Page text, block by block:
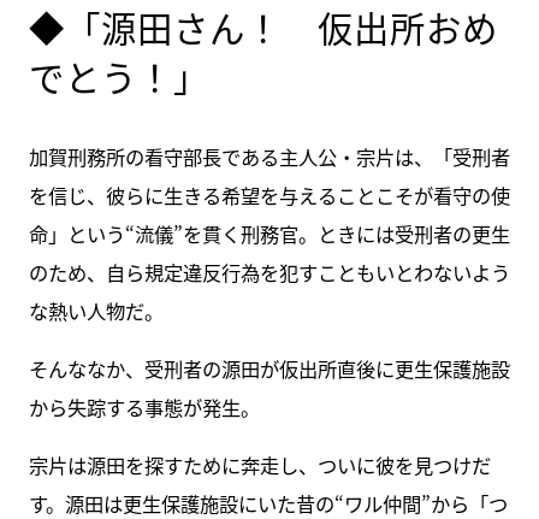
◆「源田さん！ 仮出所おめ
でとう！」
加賀刑務所の看守部長である主人公・宗片は、「受刑者
を信じ、彼らに生きる希望を与えることこそが看守の使
命」という“流儀”を貫く刑務官。ときには受刑者の更生
のため、自ら規定違反行為を犯すこともいとわないよう
な熱い人物だ。
そんななか、受刑者の源田が仮出所直後に更生保護施設
から失踪する事態が発生。
宗片は源田を探すために奔走し、ついに彼を見つけだ
す。源田は更生保護施設にいた昔の“ワル仲間”から「つ